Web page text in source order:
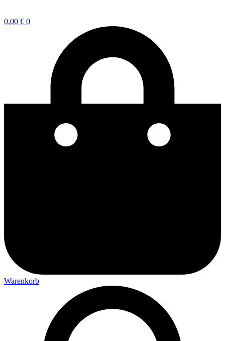
0,00 € 0
Warenkorb